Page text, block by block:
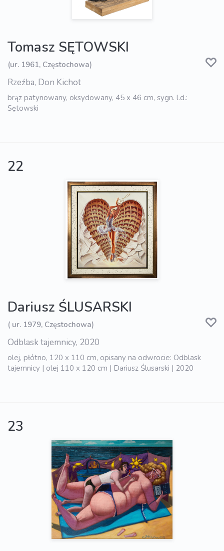
Tomasz SĘTOWSKI
(ur. 1961, Częstochowa)
Rzeźba, Don Kichot
brąz patynowany, oksydowany, 45 x 46 cm, sygn. l.d.:
Sętowski
22
Dariusz ŚLUSARSKI
( ur. 1979, Częstochowa)
Odblask tajemnicy, 2020
olej, płótno, 120 x 110 cm, opisany na odwrocie: Odblask
tajemnicy | olej 110 x 120 cm | Dariusz Ślusarski | 2020
23